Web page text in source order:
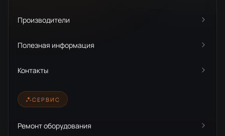
Производители
Полезная информация
Контакты
СЕРВИС
Ремонт оборудования